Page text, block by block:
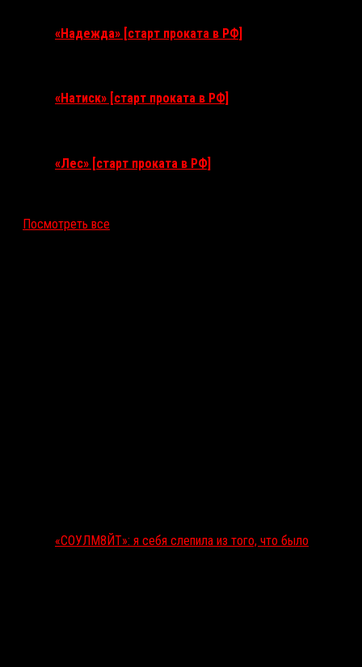
«Надежда» [старт проката в РФ]
«Натиск» [старт проката в РФ]
«Лес» [старт проката в РФ]
Посмотреть все
«СОУЛМ8ЙТ»: я себя слепила из того, что было